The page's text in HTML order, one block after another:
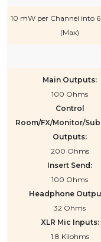
10 mW per Channel into
(Max)
Main Outputs:
100 Ohms
Control
Room/FX/Monitor/
Outputs:
200 Ohms
Insert Send:
100 Ohms
Headphone
32 Ohms
XLR Mic Inputs:
1.8 Kilohms